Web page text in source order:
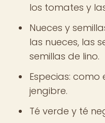
los tomates y
Nueces y
las nueces, las
semillas de lino.
Especias: como
jengibre.
Té verde y té